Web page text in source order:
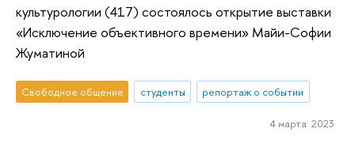
культурологии (417) состоялось открытие выставки
«Исключение объективного времени» Майи-Софии
Жуматиной
Свободное общение студенты репортаж о событии
4 марта 2023